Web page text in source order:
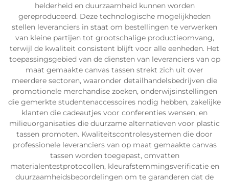
helderheid en duurzaamheid kunnen worden
gereproduceerd. Deze technologische mogelijkheden
stellen leveranciers in staat om bestellingen te verwerken
van kleine partijen tot grootschalige productieomvang,
terwijl de kwaliteit consistent blijft voor alle eenheden. Het
toepassingsgebied van de diensten van leveranciers van op
maat gemaakte canvas tassen strekt zich uit over
meerdere sectoren, waaronder detailhandelsbedrijven die
promotionele merchandise zoeken, onderwijsinstellingen
die gemerkte studentenaccessoires nodig hebben, zakelijke
klanten die cadeautjes voor conferenties wensen, en
milieuorganisaties die duurzame alternatieven voor plastic
tassen promoten. Kwaliteitscontrolesystemen die door
professionele leveranciers van op maat gemaakte canvas
tassen worden toegepast, omvatten
materialentestprotocollen, kleurafstemmingsverificatie en
duurzaamheidsbeoordelingen om te garanderen dat de